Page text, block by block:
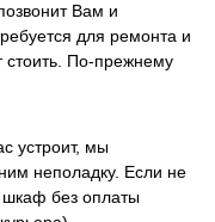
Вам и
для ремонта и
стоить. По-прежнему
устроит, мы
неполадку. Если не
шкаф без оплаты